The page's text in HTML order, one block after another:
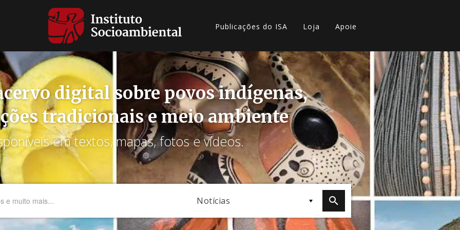
Publicações do ISA Loja Apoie
digital sobre povos indígenas,
tradicionais e meio ambiente
em textos, mapas, fotos e vídeos.
Notícias